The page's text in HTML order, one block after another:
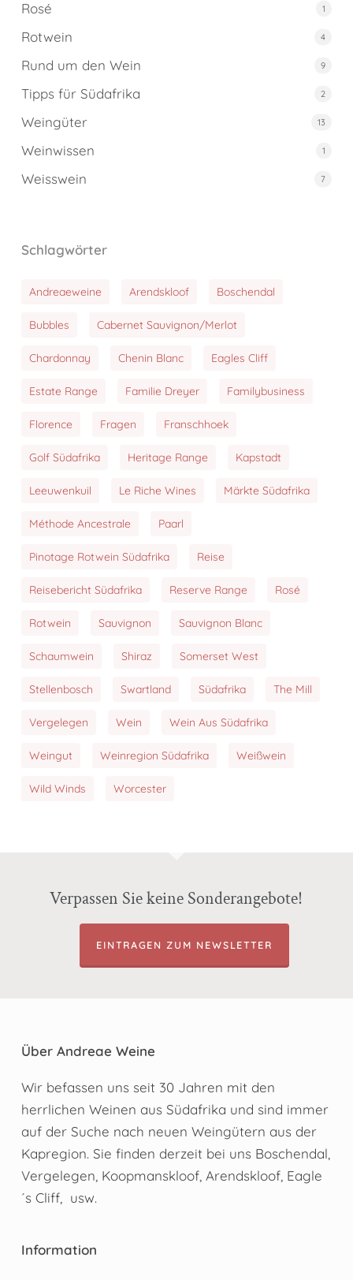
Rosé 1
Rotwein 4
Rund um den Wein 9
Tipps für Südafrika 2
Weingüter 13
Weinwissen 1
Weisswein 7
Schlagwörter
Andreaeweine Arendskloof Boschendal
Bubbles Cabernet Sauvignon/Merlot
Chardonnay Chenin Blanc Eagles Cliff
Estate Range Familie Dreyer Familybusiness
Florence Fragen Franschhoek
Golf Südafrika Heritage Range Kapstadt
Leeuwenkuil Le Riche Wines Märkte Südafrika
Méthode Ancestrale Paarl
Pinotage Rotwein Südafrika Reise
Reisebericht Südafrika Reserve Range Rosé
Rotwein Sauvignon Sauvignon Blanc
Schaumwein Shiraz Somerset West
Stellenbosch Swartland Südafrika The Mill
Vergelegen Wein Wein Aus Südafrika
Weingut Weinregion Südafrika Weißwein
Wild Winds Worcester
Verpassen Sie keine Sonderangebote!
EINTRAGEN ZUM NEWSLETTER
Über Andreae Weine
Wir befassen uns seit 30 Jahren mit den
herrlichen Weinen aus Südafrika und sind immer
auf der Suche nach neuen Weingütern aus der
Kapregion. Sie finden derzeit bei uns Boschendal,
Vergelegen, Koopmanskloof, Arendskloof, Eagle
´s Cliff, usw.
Information